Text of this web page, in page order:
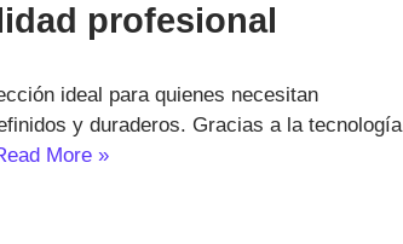
profesional
ideal para quienes necesitan
y duraderos. Gracias a la tecnología
More »